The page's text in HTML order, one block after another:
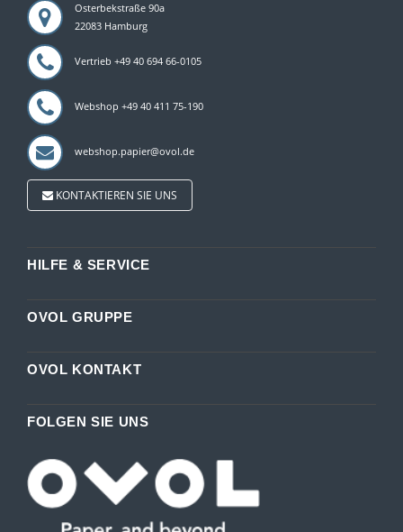
Osterbekstraße 90a
22083 Hamburg
Vertrieb +49 40 694 66-0105
Webshop +49 40 411 75-190
webshop.papier@ovol.de
KONTAKTIEREN SIE UNS
HILFE & SERVICE
OVOL GRUPPE
OVOL KONTAKT
FOLGEN SIE UNS